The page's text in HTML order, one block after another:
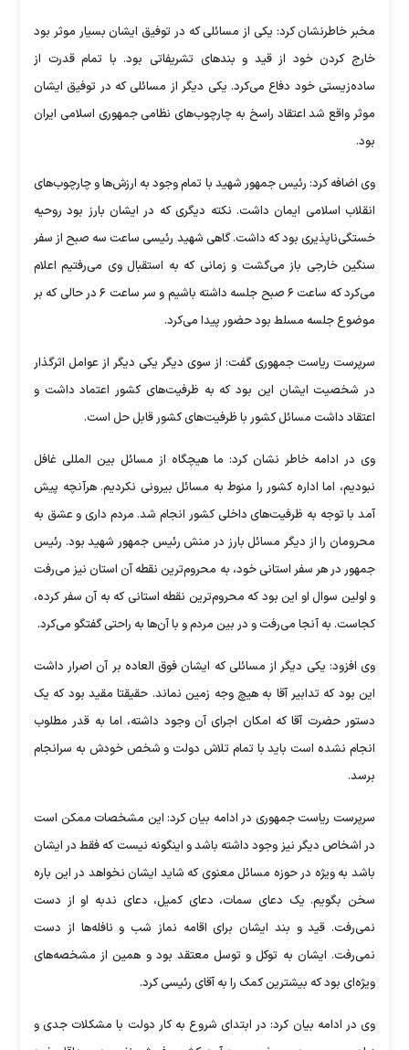
مخبر خاطرنشان کرد: یکی از مسائلی که در توفیق ایشان بسیار موثر بود
خارج کردن خود از قید و بند‌های تشریفاتی بود. با تمام قدرت از
ساده‌زیستی خود دفاع می‌کرد. یکی دیگر از مسائلی که در توفیق ایشان
موثر واقع شد اعتقاد راسخ به چارچوب‌های نظامی جمهوری اسلامی ایران
بود.
وی اضافه کرد: رئیس جمهور شهید با تمام وجود به ارزش‌ها و چارچوب‌های
انقلاب اسلامی ایمان داشت. نکته دیگری که در ایشان بارز بود روحیه
خستگی‌ناپذیری بود که داشت. گاهی شهید رئیسی ساعت سه صبح از سفر
سنگین خارجی باز می‌گشت و زمانی که به استقبال وی می‌رفتیم اعلام
می‌کرد که ساعت ۶ صبح جلسه داشته باشیم و سر ساعت ۶ در حالی که بر
موضوع جلسه مسلط بود حضور پیدا می‌کرد.
سرپرست ریاست جمهوری گفت: از سوی دیگر یکی دیگر از عوامل اثرگذار
در شخصیت ایشان این بود که به ظرفیت‌های کشور اعتماد داشت و
اعتقاد داشت مسائل کشور با ظرفیت‌های کشور قابل حل است.
وی در ادامه خاطر نشان کرد: ما هیچگاه از مسائل بین المللی غافل
نبودیم، اما اداره کشور را منوط به مسائل بیرونی نکردیم. هرآنچه پیش
آمد با توجه به ظرفیت‌های داخلی کشور انجام شد. مردم داری و عشق به
محرومان را از دیگر مسائل بارز در منش رئیس جمهور شهید بود. رئیس
جمهور در هر سفر استانی خود، به محروم‌ترین نقطه آن استان نیز می‌رفت
و اولین سوال او این بود که محروم‌ترین نقطه استانی که به آن سفر کرده،
کجاست. به آنجا می‌رفت و در بین مردم و با آن‌ها به راحتی گفتگو می‌کرد.
وی افزود: یکی دیگر از مسائلی که ایشان فوق العاده بر آن اصرار داشت
این بود که تدابیر آقا به هیچ وجه زمین نماند. حقیقتا مقید بود که یک
دستور حضرت آقا که امکان اجرای آن وجود داشته، اما به قدر مطلوب
انجام نشده است باید با تمام تلاش دولت و شخص خودش به سرانجام
برسد.
سرپرست ریاست جمهوری در ادامه بیان کرد: این مشخصات ممکن است
در اشخاص دیگر نیز وجود داشته باشد و اینگونه نیست که فقط در ایشان
باشد به ویژه در حوزه مسائل معنوی که شاید ایشان نخواهد در این باره
سخن بگویم. یک دعای سمات، دعای کمیل، دعای ندبه او از دست
نمی‌رفت. قید و بند ایشان برای اقامه نماز شب و نافله‌ها از دست
نمی‌رفت. ایشان به توکل و توسل معتقد بود و همین از مشخصه‌های
ویژه‌ای بود که بیشترین کمک را به آقای رئیسی کرد.
وی در ادامه بیان کرد: در ابتدای شروع به کار دولت با مشکلات جدی و